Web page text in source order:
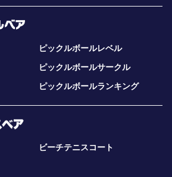
ピックルボールレベル
ピックルボールサークル
ピックルボールランキング
ビーチテニスコート